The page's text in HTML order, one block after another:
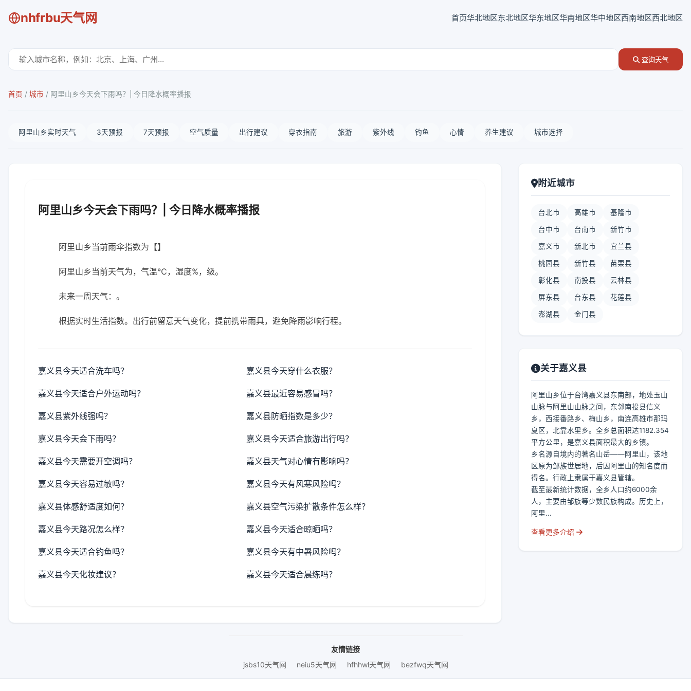
nhfrbu天气网 首页华北地区东北地区华东地区华南地区华中地区西南地区西北地区
查询天气
首页 / 城市 / 阿里山乡今天会下雨吗？| 今日降水概率播报
阿里山乡实时天气 3天预报 7天预报 空气质量 出行建议 穿衣指南 旅游 紫外线 钓鱼 心情 养生建议 城市选择
阿里山乡今天会下雨吗？| 今日降水概率播报
阿里山乡当前雨伞指数为【】
阿里山乡当前天气为，气温℃，湿度%，级。
未来一周天气：。
根据实时生活指数。出行前留意天气变化，提前携带雨具，避免降雨影响行程。
嘉义县今天适合洗车吗？ 嘉义县今天穿什么衣服？
嘉义县今天适合户外运动吗？ 嘉义县最近容易感冒吗？
嘉义县紫外线强吗？ 嘉义县防晒指数是多少？
嘉义县今天会下雨吗？ 嘉义县今天适合旅游出行吗？
嘉义县今天需要开空调吗？ 嘉义县天气对心情有影响吗？
嘉义县今天容易过敏吗？ 嘉义县今天有风寒风险吗？
嘉义县体感舒适度如何？ 嘉义县空气污染扩散条件怎么样？
嘉义县今天路况怎么样？ 嘉义县今天适合晾晒吗？
嘉义县今天适合钓鱼吗？ 嘉义县今天有中暑风险吗？
嘉义县今天化妆建议？ 嘉义县今天适合晨练吗？
附近城市
台北市 高雄市 基隆市
台中市 台南市 新竹市
嘉义市 新北市 宜兰县
桃园县 新竹县 苗栗县
彰化县 南投县 云林县
屏东县 台东县 花莲县
澎湖县 金门县
关于嘉义县
阿里山乡位于台湾嘉义县东南部，地处玉山
山脉与阿里山山脉之间，东邻南投县信义
乡，西接番路乡、梅山乡，南连高雄市那玛
夏区，北靠水里乡。全乡总面积达1182.354
平方公里，是嘉义县面积最大的乡镇。
乡名源自境内的著名山岳——阿里山，该地
区原为邹族世居地，后因阿里山的知名度而
得名。行政上隶属于嘉义县管辖。
截至最新统计数据，全乡人口约6000余
人，主要由邹族等少数民族构成。历史上，
阿里...
查看更多介绍
友情链接
jsbs10天气网
neiu5天气网 hfhhwl天气网 bezfwq天气网